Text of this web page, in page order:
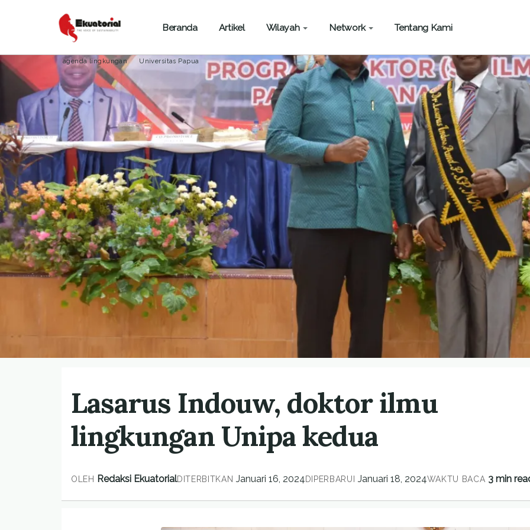
Beranda Artikel Wilayah Network Tentang Kami
ARTIKEL
agenda lingkungan Universitas Papua
Lasarus Indouw, doktor ilmu
lingkungan Unipa kedua
OLEH Redaksi EkuatorialDITERBITKAN Januari 16, 2024DIPERBARUI Januari 18, 2024WAKTU BACA 3 min